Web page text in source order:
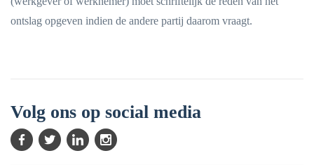
ontslag opgeven indien de andere partij daarom vraagt.
Volg ons op social media